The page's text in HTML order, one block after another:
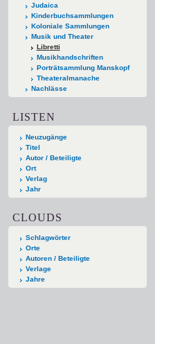
Judaica
Kinderbuchsammlungen
Koloniale Sammlungen
Musik und Theater
Libretti
Musikhandschriften
Porträtsammlung Manskopf
Theateralmanache
Nachlässe
LISTEN
Neuzugänge
Titel
Autor / Beteiligte
Ort
Verlag
Jahr
CLOUDS
Schlagwörter
Orte
Autoren / Beteiligte
Verlage
Jahre